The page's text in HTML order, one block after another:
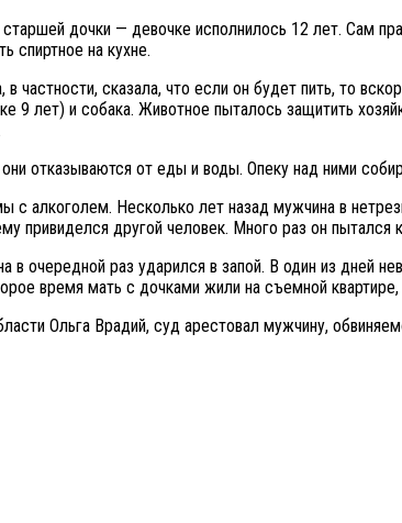
дочки — девочке исполнилось 12 лет. Сам
спиртное на кухне.
сказала, что если он будет пить, то
лет) и собака. Животное пыталось защитить
отказываются от еды и воды. Опеку над ними
Несколько лет назад мужчина в
привиделся другой человек. Много раз он пытался
очередной раз ударился в запой. В один из дней
время мать с дочками жили на съемной квартире,
Ольга Врадий, суд арестовал мужчину,